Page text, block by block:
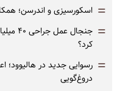
= اسکورسیزی و اندرسن؛
=
کرد؟
= رسوایی جدید در هالیوود؛
دروغ‌گویی